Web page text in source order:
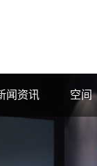
闻资讯 空间